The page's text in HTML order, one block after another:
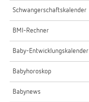
Schwangerschaftskalender
BMI-Rechner
Baby-Entwicklungskalender
Babyhoroskop
Babynews